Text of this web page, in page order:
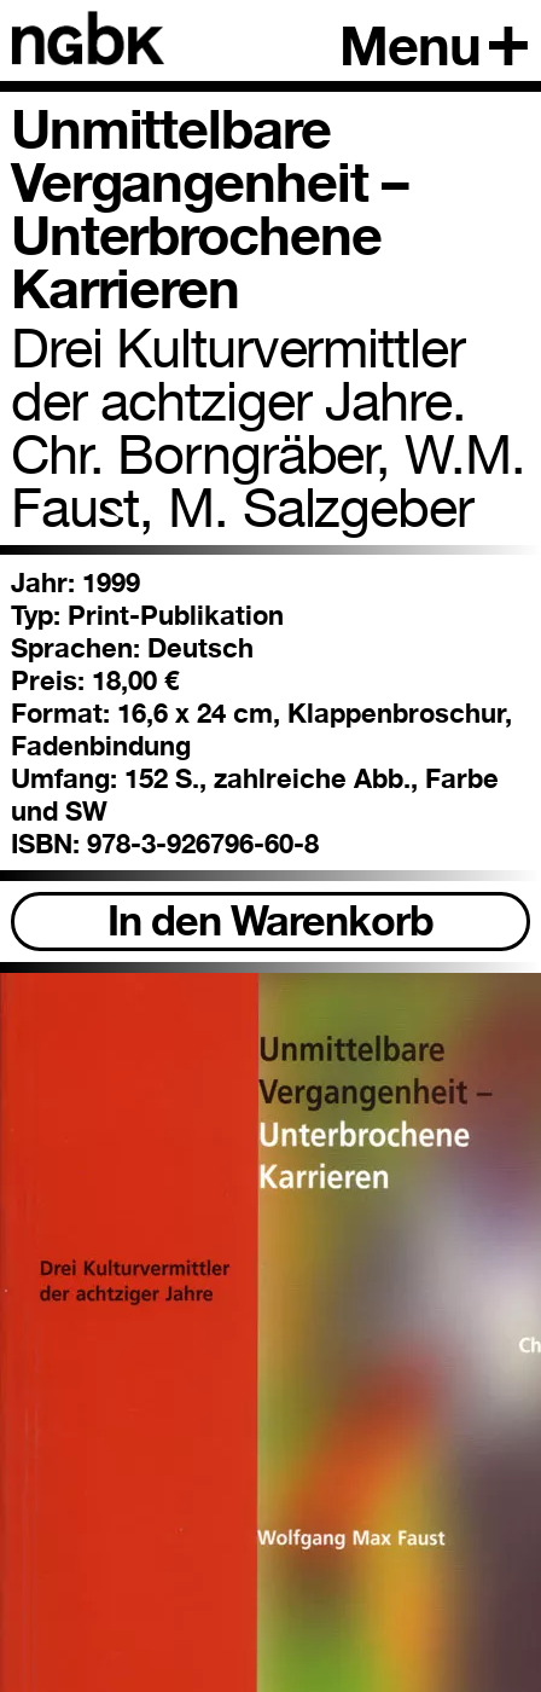
Menu
Unmittelbare
Vergangenheit –
Unterbrochene
Karrieren
Drei Kulturvermittler
der achtziger Jahre.
Chr. Borngräber, W.M.
Faust, M. Salzgeber
Jahr: 1999
Typ: Print-Publikation
Sprachen: Deutsch
Preis: 18,00 €
Format: 16,6 x 24 cm, Klappenbroschur,
Fadenbindung
Umfang: 152 S., zahlreiche Abb., Farbe
und SW
ISBN: 978-3-926796-60-8
In den Warenkorb